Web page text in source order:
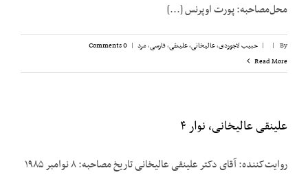
محل‌مصاحبه: پورت اوپرنس [...]
By
|
| حبیب لاجوردی,عالیخانی، علینقی,فارسی,مرد |
0 Comments
Read More
علینقی عالیخانی، نوار ۴
روایت‌کننده: آقای دکتر علینقی عالیخانی تاریخ مصاحبه: ۸ نوامبر ۱۹۸۵